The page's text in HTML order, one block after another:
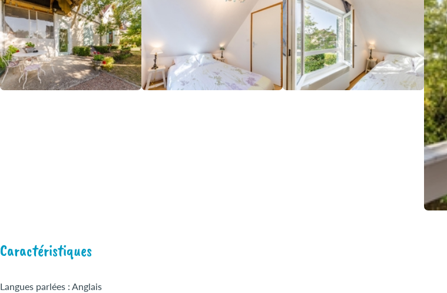
Caractéristiques
Langues parlées : Anglais